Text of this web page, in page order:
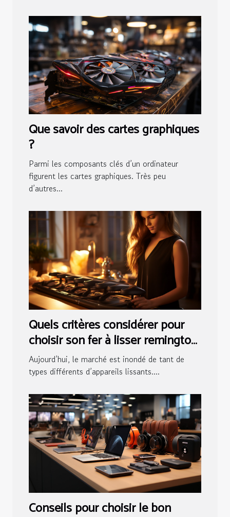
Que savoir des cartes graphiques
?
Parmi les composants clés d’un ordinateur
figurent les cartes graphiques. Très peu
d’autres...
Quels critères considérer pour
choisir son fer à lisser remington
?
Aujourd’hui, le marché est inondé de tant de
types différents d’appareils lissants....
Conseils pour choisir le bon